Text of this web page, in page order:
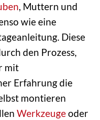
, Muttern und
wie eine
Diese
den Prozess,
mit
Erfahrung die
montieren
Werkzeugeoder